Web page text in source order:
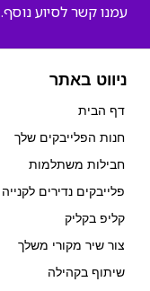
עמנו קשר לסיוע נוסף.
ניווט באתר
דף הבית
חנות הפלייבקים שלך
חבילות משתלמות
פלייבקים נדירים לקנייה
קליפ בקליק
צור שיר מקורי משלך
שיתוף בקהילה